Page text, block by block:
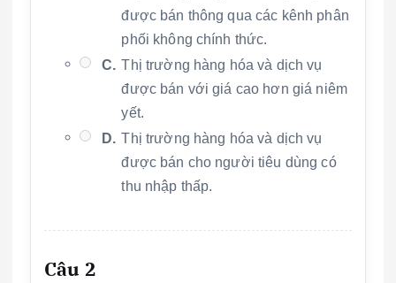
được bán thông qua các kênh phân
phối không chính thức.
C. Thị trường hàng hóa và dịch vụ
được bán với giá cao hơn giá niêm
yết.
D. Thị trường hàng hóa và dịch vụ
được bán cho người tiêu dùng có
thu nhập thấp.
Câu 2